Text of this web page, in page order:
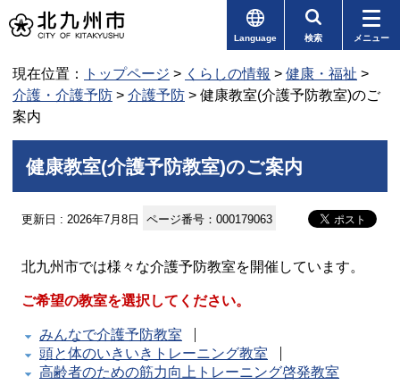
Language 検索 メニュー
現在位置： トップページ > くらしの情報 > 健康・福祉 >
介護・介護予防 > 介護予防 > 健康教室(介護予防教室)のご
案内
健康教室(介護予防教室)のご案内
更新日 : 2026年7月8日 ページ番号：000179063
北九州市では様々な介護予防教室を開催しています。
ご希望の教室を選択してください。
みんなで介護予防教室
頭と体のいきいきトレーニング教室
高齢者のための筋力向上トレーニング啓発教室